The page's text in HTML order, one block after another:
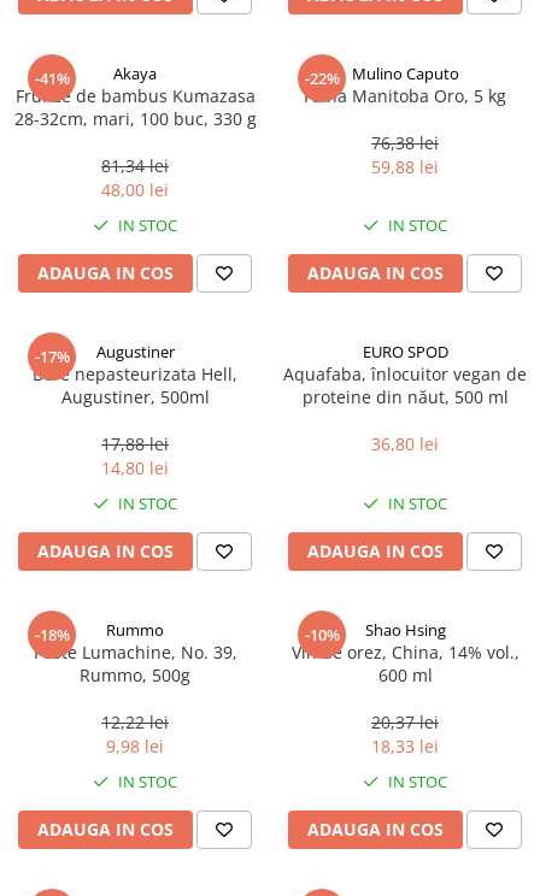
Ulei Wiberg Gastro
-41% Akaya
Frunze de bambus Kumazasa
28-32cm, mari, 100 buc, 330 g
81,34 lei
48,00 lei
IN STOC
ADAUGA IN COS
-22% Mulino Caputo
Faina Manitoba Oro, 5 kg
76,38 lei
59,88 lei
IN STOC
ADAUGA IN COS
-17% Augustiner
Bere nepasteurizata Hell,
Augustiner, 500ml
17,88 lei
14,80 lei
IN STOC
ADAUGA IN COS
EURO SPOD
Aquafaba, înlocuitor vegan de
proteine ​​din năut, 500 ml
36,80 lei
IN STOC
ADAUGA IN COS
-18% Rummo
Paste Lumachine, No. 39,
Rummo, 500g
12,22 lei
9,98 lei
IN STOC
ADAUGA IN COS
-10% Shao Hsing
Vin de orez, China, 14% vol.,
600 ml
20,37 lei
18,33 lei
IN STOC
ADAUGA IN COS